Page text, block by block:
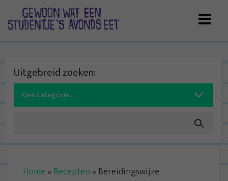
Uitgebreid zoeken:
Search
for:
Home » Recepten » Bereidingswijze